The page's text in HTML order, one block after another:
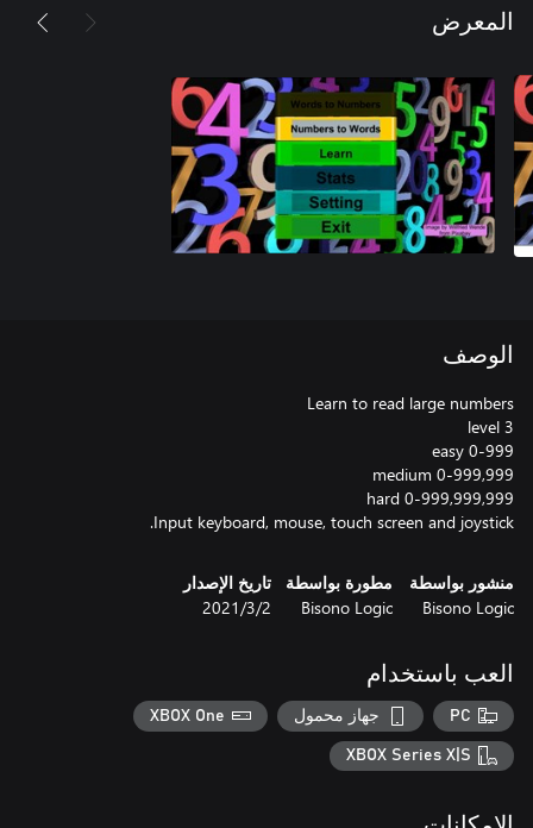
المعرض
الوصف
Input keyboard, mouse, touch screen and joystick.
منشور بواسطة
Bisono Logic
مطورة بواسطة
Bisono Logic
تاريخ الإصدار
2‏/3‏/2021
العب باستخدام
PC جهاز محمول XBOX One
XBOX Series X|S